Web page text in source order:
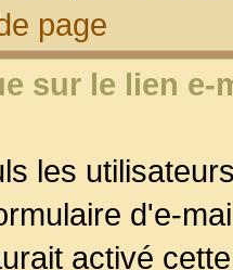
page
sur le lien
les
d'e-
activé